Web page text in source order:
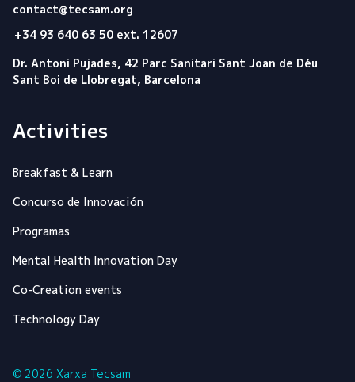
contact@tecsam.org
+34 93 640 63 50 ext. 12607
Dr. Antoni Pujades, 42 Parc Sanitari Sant Joan de Déu
Sant Boi de Llobregat, Barcelona
Activities
Breakfast & Learn
Concurso de Innovación
Programas
Mental Health Innovation Day
Co-Creation events
Technology Day
© 2026 Xarxa Tecsam